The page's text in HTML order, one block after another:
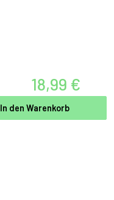
18,99 €
In den Warenkorb